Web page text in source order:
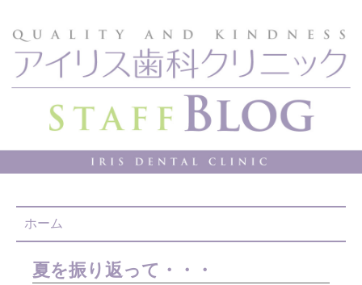
ホーム
夏を振り返って・・・